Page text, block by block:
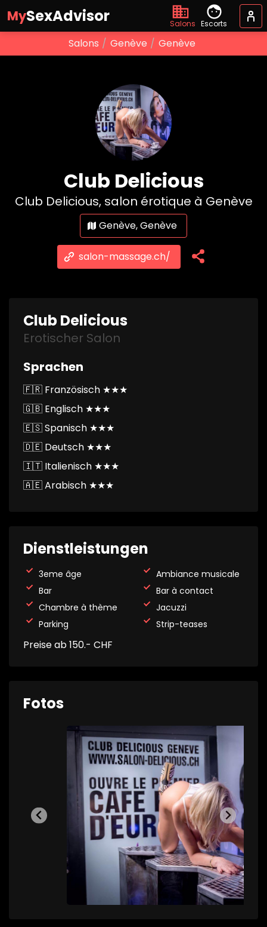
MySexAdvisor Salons Escorts
Salons Genève Genève
Club Delicious
Club Delicious, salon érotique à Genève
Genève, Genève
salon-massage.ch/
Club Delicious
Erotischer Salon
Sprachen
🇫🇷 Französisch ★★★
🇬🇧 Englisch ★★★
🇪🇸 Spanisch ★★★
🇩🇪 Deutsch ★★★
🇮🇹 Italienisch ★★★
🇦🇪 Arabisch ★★★
Dienstleistungen
3eme âge
Ambiance musicale
Bar
Bar à contact
Chambre à thème
Jacuzzi
Parking
Strip-teases
Preise ab 150.- CHF
Fotos